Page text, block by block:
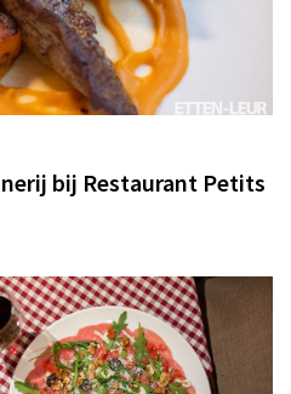
bij Restaurant Petits